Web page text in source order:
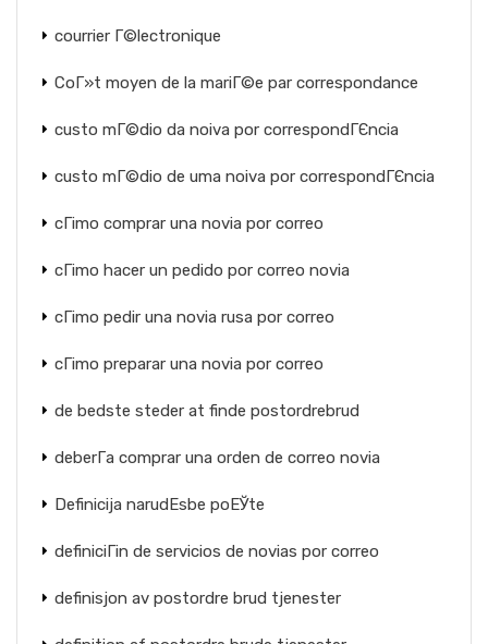
courrier Г©lectronique
CoГ»t moyen de la mariГ©e par correspondance
custo mГ©dio da noiva por correspondГЄncia
custo mГ©dio de uma noiva por correspondГЄncia
cГіmo comprar una novia por correo
cГіmo hacer un pedido por correo novia
cГіmo pedir una novia rusa por correo
cГіmo preparar una novia por correo
de bedste steder at finde postordrebrud
deberГ­a comprar una orden de correo novia
Definicija narudЕѕbe poЕЎte
definiciГіn de servicios de novias por correo
definisjon av postordre brud tjenester